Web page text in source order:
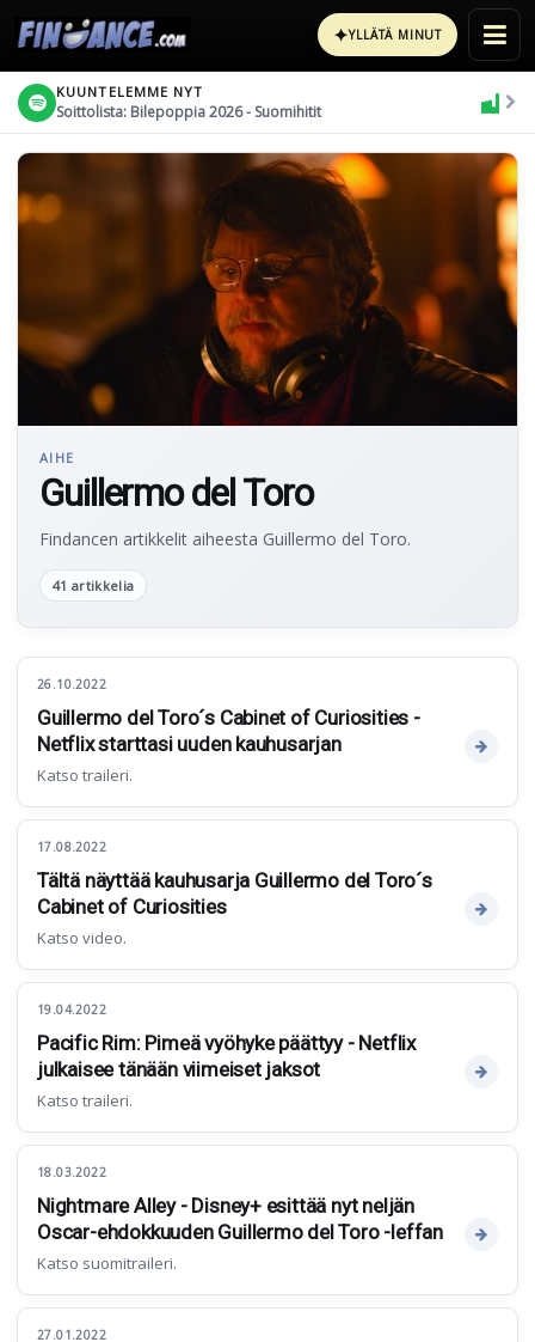
✦YLLÄTÄ MINUT
KUUNTELEMME NYT
Soittolista: Bilepoppia 2026 - Suomihitit
AIHE
Guillermo del Toro
Findancen artikkelit aiheesta Guillermo del Toro.
41 artikkelia
26.10.2022
Guillermo del Toro´s Cabinet of Curiosities -
Netflix starttasi uuden kauhusarjan
Katso traileri.
17.08.2022
Tältä näyttää kauhusarja Guillermo del Toro´s
Cabinet of Curiosities
Katso video.
19.04.2022
Pacific Rim: Pimeä vyöhyke päättyy - Netflix
julkaisee tänään viimeiset jaksot
Katso traileri.
18.03.2022
Nightmare Alley - Disney+ esittää nyt neljän
Oscar-ehdokkuuden Guillermo del Toro -leffan
Katso suomitraileri.
27.01.2022